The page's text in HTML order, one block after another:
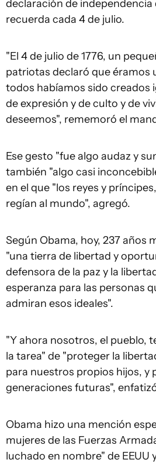
declaración de independencia
recuerda cada 4 de julio.
"El 4 de julio de 1776, un
patriotas declaró que éramos
todos habíamos sido creados
de expresión y de culto y de
deseemos", rememoró el
Ese gesto "fue algo audaz y
también "algo casi
en el que "los reyes y
regían al mundo", agregó.
Según Obama, hoy, 237 años
"una tierra de libertad y
defensora de la paz y la
esperanza para las personas
admiran esos ideales".
"Y ahora nosotros, el pueblo,
la tarea" de "proteger la
para nuestros propios hijos, y
generaciones futuras",
Obama hizo una mención
mujeres de las Fuerzas
luchado en nombre" de EEUU